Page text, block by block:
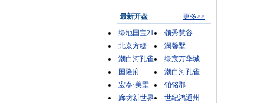
最新开盘
更多>>
绿地国宝21
领秀慧谷
北京方糖
澜馨墅
潮白河孔雀
绿宸万华城
国隆府
潮白河孔雀
宏泰·美墅
铂铭郡
廊坊新世界
世纪鸿通州